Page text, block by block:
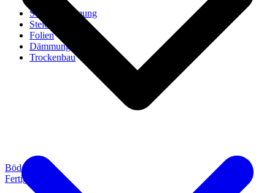
Steico Dämmung
Steico Zubehör
Folien
Dämmung
Trockenbau
Böden
Fertigparkett